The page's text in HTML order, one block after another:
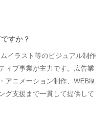
すか？
イラスト等のビジュアル制作
ィブ事業が主力です。広告業
アニメーション制作、WEB制
グ支援まで一貫して提供して